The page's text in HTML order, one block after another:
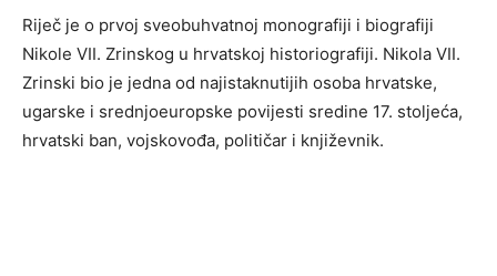
Riječ je o prvoj sveobuhvatnoj monografiji i biografiji
Nikole VII. Zrinskog u hrvatskoj historiografiji. Nikola VII.
Zrinski bio je jedna od najistaknutijih osoba hrvatske,
ugarske i srednjoeuropske povijesti sredine 17. stoljeća,
hrvatski ban, vojskovođa, političar i književnik.